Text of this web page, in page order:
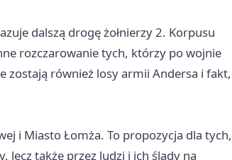
dalszą drogę żołnierzy 2. Korpusu
rozczarowanie tych, którzy po wojnie
zostają również losy armii Andersa i fakt,
i Miasto Łomża. To propozycja dla tych,
lecz także przez ludzi i ich ślady na